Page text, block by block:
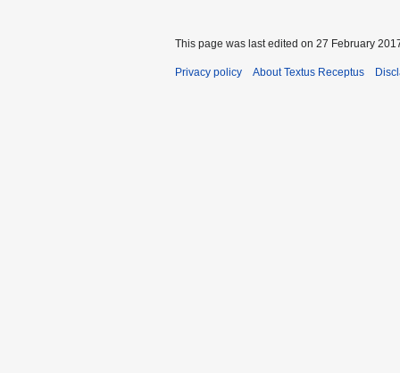
This page was last edited on 27 February
Privacy policy About Textus Receptus